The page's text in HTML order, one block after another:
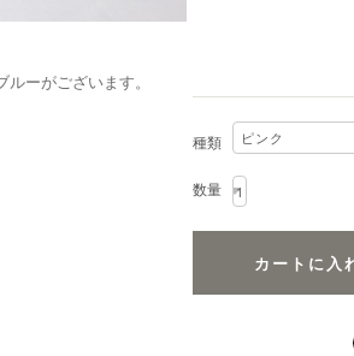
ーがございます。
種類
数量